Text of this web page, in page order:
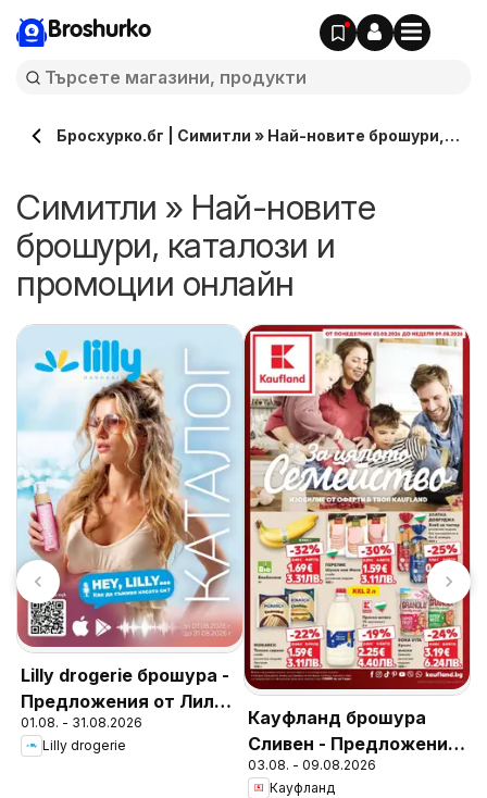
Broshurko
Бросхурко.бг | Симитли » Най-новите брошури,
Симитли » Най-новите
брошури, каталози и
промоции онлайн
Lilly drogerie брошура -
Предложения от Лили
Дрогерие
01.08. - 31.08.2026
Lilly drogerie
Кауфланд брошура
Сливен - Предложения
за цялото семейство
03.08. - 09.08.2026
Кауфланд